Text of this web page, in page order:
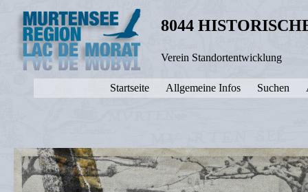
8044
Verein Standortentwicklung
Startseite Allgemeine Infos Suchen